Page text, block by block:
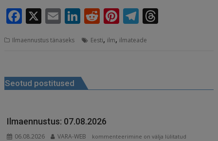
F
c
b
o
k
X E
ai
Li
k
dI
n
R
d
Pi
te
st
T
e
m d
Ilmaennustus tänaseks Eesti, ilm, ilmateade
Seotud postitused
Ilmaennustus: 07.08.2026
06.08.2026 VARA-WEB
Ilmaennustus:
kommenteerimine on välja lülitatud